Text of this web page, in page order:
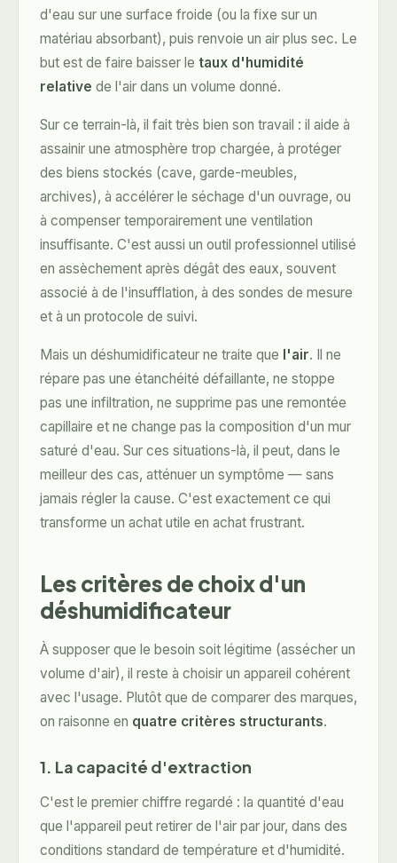
d'eau sur une surface froide (ou la fixe sur un
matériau absorbant), puis renvoie un air plus sec. Le
but est de faire baisser le taux d'humidité
relative de l'air dans un volume donné.
Sur ce terrain-là, il fait très bien son travail : il aide à
assainir une atmosphère trop chargée, à protéger
des biens stockés (cave, garde-meubles,
archives), à accélérer le séchage d'un ouvrage, ou
à compenser temporairement une ventilation
insuffisante. C'est aussi un outil professionnel utilisé
en assèchement après dégât des eaux, souvent
associé à de l'insufflation, à des sondes de mesure
et à un protocole de suivi.
Mais un déshumidificateur ne traite que l'air. Il ne
répare pas une étanchéité défaillante, ne stoppe
pas une infiltration, ne supprime pas une remontée
capillaire et ne change pas la composition d'un mur
saturé d'eau. Sur ces situations-là, il peut, dans le
meilleur des cas, atténuer un symptôme — sans
jamais régler la cause. C'est exactement ce qui
transforme un achat utile en achat frustrant.
Les critères de choix d'un
déshumidificateur
À supposer que le besoin soit légitime (assécher un
volume d'air), il reste à choisir un appareil cohérent
avec l'usage. Plutôt que de comparer des marques,
on raisonne en quatre critères structurants.
1. La capacité d'extraction
C'est le premier chiffre regardé : la quantité d'eau
que l'appareil peut retirer de l'air par jour, dans des
conditions standard de température et d'humidité.